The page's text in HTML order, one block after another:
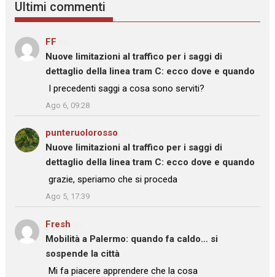
Ultimi commenti
FF
Nuove limitazioni al traffico per i saggi di
dettaglio della linea tram C: ecco dove e quando
: “I precedenti saggi a cosa sono serviti?
Ago 6, 09:28
punteruolorosso
Nuove limitazioni al traffico per i saggi di
dettaglio della linea tram C: ecco dove e quando
: “
grazie, speriamo che si proceda
”
Ago 5, 17:39
Fresh
Mobilità a Palermo: quando fa caldo… si
sospende la città
: “
Mi fa piacere apprendere che la cosa